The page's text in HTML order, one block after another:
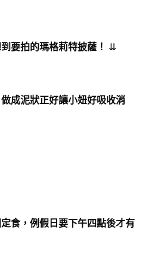
要拍的瑪格莉特披薩 ！ ⇊
做成泥狀正好讓小妞好吸收消
食，例假日要下午四點後才有